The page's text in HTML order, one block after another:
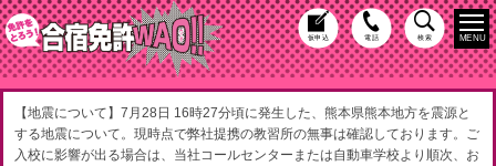
仮申込 電話 検索
【地震について】7月28日 16時27分頃に発生した、熊本県熊本地方を震源と
する地震について。現時点で弊社提携の教習所の無事は確認しております。ご
入校に影響が出る場合は、当社コールセンターまたは自動車学校より順次、お
MENU